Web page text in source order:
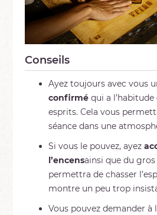
Conseils
Ayez toujours avec vous
confirméqui a
esprits. Cela vous
séance dans une
Si vous le pouvez, ayez
l’encensainsi que du gros
permettra de chasser
montre un peu trop
Vous pouvez demander à